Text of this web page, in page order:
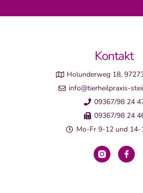
Kontakt
Holunderweg 18,
info@tierheilpraxis-
09367/98 24
09367/98 24
Mo-Fr 9-12 und 14-